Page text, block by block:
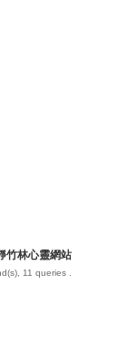
竹林心靈網站
11 queries .